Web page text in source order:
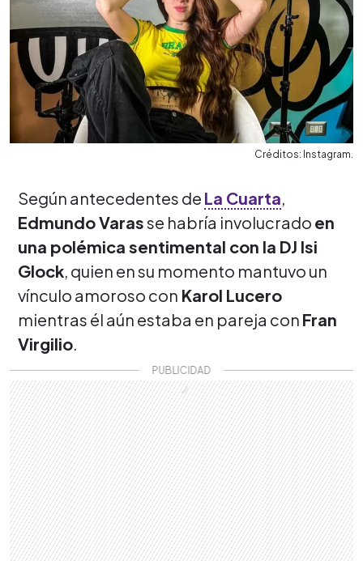
Créditos: Instagram.
Según antecedentes de La Cuarta,
Edmundo Varasse habría involucrado en
una polémica sentimental con la DJ Isi
Glock, quien en su momento mantuvo un
vínculo amoroso con Karol Lucero
mientras él aún estaba en pareja con Fran
Virgilio.